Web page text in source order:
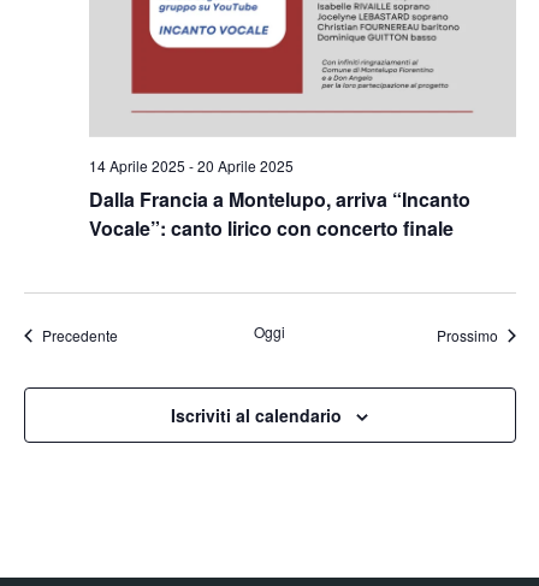
14 Aprile 2025 -20 Aprile 2025
Dalla Francia a Montelupo, arriva “Incanto
Vocale”: canto lirico con concerto finale
PrecedenteEventi Oggi ProssimoEventi
Iscriviti al calendario